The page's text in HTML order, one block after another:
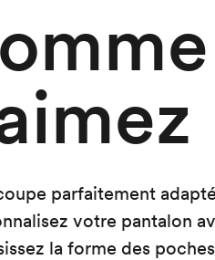
parfaitement
votre pantalon
la forme des